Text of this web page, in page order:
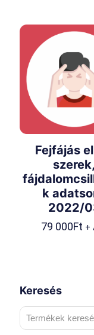
Fejfájás
szerek,
k
2022/
79 000Ft +
Keresés